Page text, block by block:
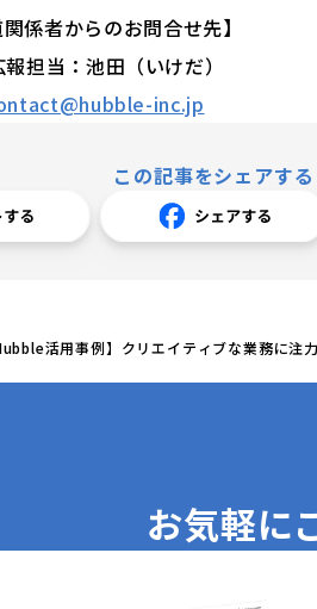
係者からのお問合せ先】
担当：池田（いけだ）
inc.jp
この記事をシェアする
活用事例】クリエイティブな業務に注
お気軽に